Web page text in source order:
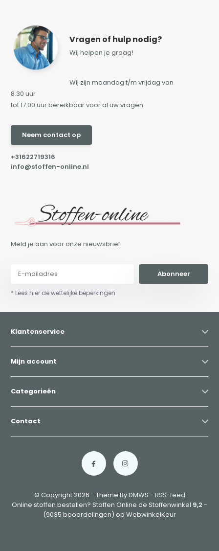
Vragen of hulp nodig?
Wij helpen je graag!
Wij zijn maandag t/m vrijdag van
8.30 uur
tot 17.00 uur bereikbaar voor al uw vragen.
Neem contact op
+31622719316
info@stoffen-online.nl
Meld je aan voor onze nieuwsbrief:
Abonneer
* Lees hier de wettelijke beperkingen
Klantenservice
Mijn account
Categorieën
Contact
© Copyright 2026 - Theme ByDMWS - RSS-feed
Online stoffen bestellen? Stoffen Online de Stoffenwinkel 9,2 -
(9035 beoordelingen) op WebwinkelKeur